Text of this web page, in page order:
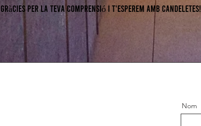
Gràcies per la teva comprensió i t'esperem amb candeletes!
Nom